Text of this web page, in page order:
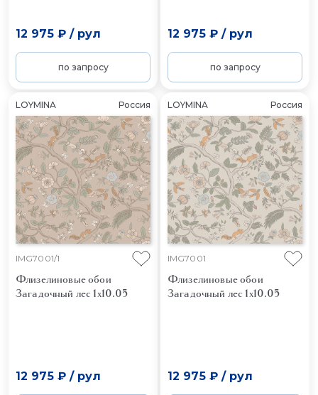
12 975 ₽/ рул
по запросу
12 975 ₽/ рул
по запросу
LOYMINA Россия
IMG7001/1
Флизелиновые обои
Загадочный лес 1x10.05
12 975 ₽/ рул
LOYMINA Россия
IMG7001
Флизелиновые обои
Загадочный лес 1x10.05
12 975 ₽/ рул